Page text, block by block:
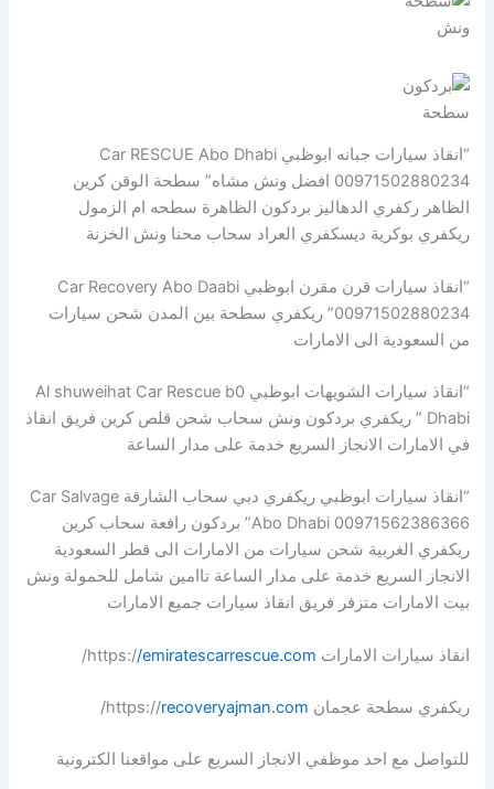
ونش
سطحة
“انقاذ سيارات جبانه ابوظبي Car RESCUE Abo Dhabi
00971502880234 افضل ونش مشاه” سطحة الوقن كرين
الظاهر ركفري الدهاليز بردكون الظاهرة سطحه ام الزمول
ريكفري بوكرية ديسكفري العراد سحاب محنا ونش الخزنة
“انقاذ سيارات قرن مقرن ابوظبي Car Recovery Abo Daabi
00971502880234” ريكفري سطحة بين المدن شحن سيارات
من السعودية الى الامارات
“انقاذ سيارات الشويهات ابوظبي Al shuweihat Car Rescue b0
Dhabi ” ريكفري بردكون ونش سحاب شحن قلص كرين فريق انقاذ
في الامارات الانجاز السريع خدمة على مدار الساعة
“انقاذ سيارات ابوظبي ريكفري دبي سحاب الشارقة Car Salvage
Abo Dhabi 00971562386366” بردكون رافعة سحاب كرين
ريكفري الغربية شحن سيارات من الامارات الى قطر السعودية
الانجاز السريع خدمة على مدار الساعة تاامين شامل للحمولة ونش
بيت الامارات متزفر فريق انقاذ سيارات جميع الامارات
انقاذ سيارات الامارات https:/ /emiratescarrescue.com
/
ريكفري سطحة عجمان https:// recoveryajman.com
/
للتواصل مع احد موظفي الانجاز السريع على مواقعنا الكترونية